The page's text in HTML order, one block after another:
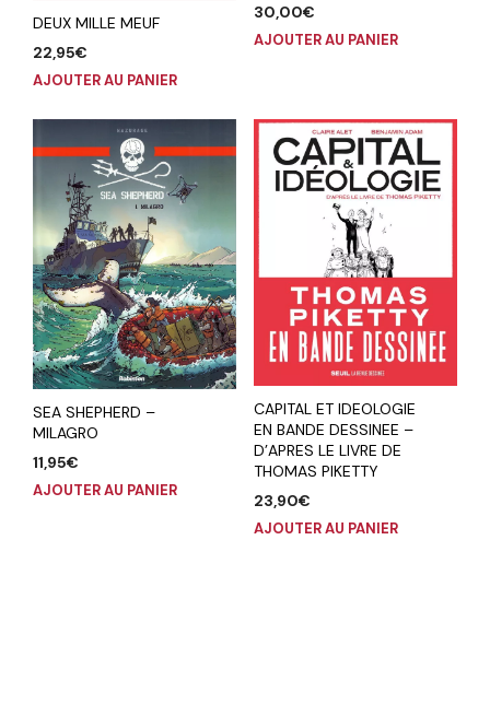
DEUX MILLE MEUF
22,95€
AJOUTER AU PANIER
30,00€
AJOUTER AU PANIER
SEA SHEPHERD –
MILAGRO
11,95€
AJOUTER AU PANIER
CAPITAL ET IDEOLOGIE
EN BANDE DESSINEE –
D’APRES LE LIVRE DE
THOMAS PIKETTY
23,90€
AJOUTER AU PANIER